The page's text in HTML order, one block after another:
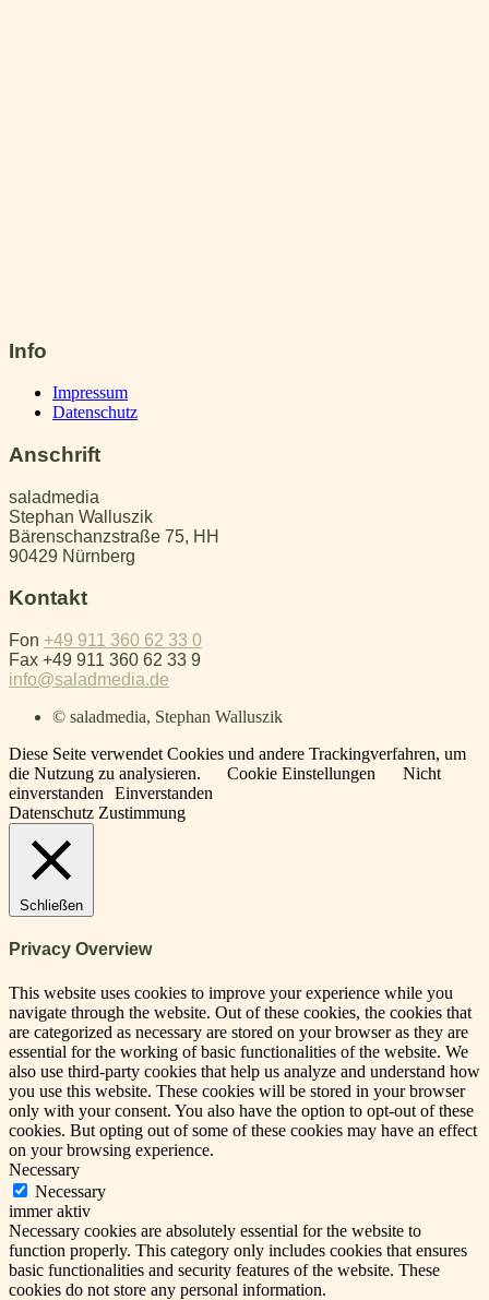
Info
Impressum
Datenschutz
Anschrift
saladmedia
Stephan Walluszik
Bärenschanzstraße 75, HH
90429 Nürnberg
Kontakt
Fon +49 911 360 62 33 0
Fax +49 911 360 62 33 9
info@saladmedia.de
© saladmedia, Stephan Walluszik
Diese Seite verwendet Cookies und andere Trackingverfahren, um
die Nutzung zu analysieren.
Cookie Einstellungen
Nicht
einverstanden
Einverstanden
Datenschutz Zustimmung
Schließen
Privacy Overview
This website uses cookies to improve your experience while you
navigate through the website. Out of these cookies, the cookies that
are categorized as necessary are stored on your browser as they are
essential for the working of basic functionalities of the website. We
also use third-party cookies that help us analyze and understand how
you use this website. These cookies will be stored in your browser
only with your consent. You also have the option to opt-out of these
cookies. But opting out of some of these cookies may have an effect
on your browsing experience.
Necessary
Necessary
immer aktiv
Necessary cookies are absolutely essential for the website to
function properly. This category only includes cookies that ensures
basic functionalities and security features of the website. These
cookies do not store any personal information.